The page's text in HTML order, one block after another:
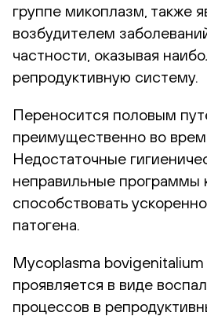
группе микоплазм, также
возбудителем
частности, оказывая
репродуктивную систему.
Переносится половым
преимущественно во
Недостаточные
неправильные программы
способствовать
патогена.
Mycoplasma bovigenitalium
проявляется в виде
процессов в